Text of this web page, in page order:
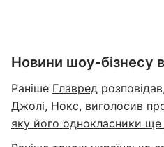
Новини шоу-бізнесу в
Раніше Главред
Джолі, Нокс, виголосив
яку його однокласники ще